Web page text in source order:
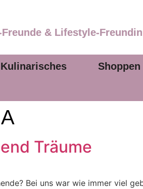
& Lifestyle-
Kulinarisches Shoppen
Träume
Bei uns war wie immer viel